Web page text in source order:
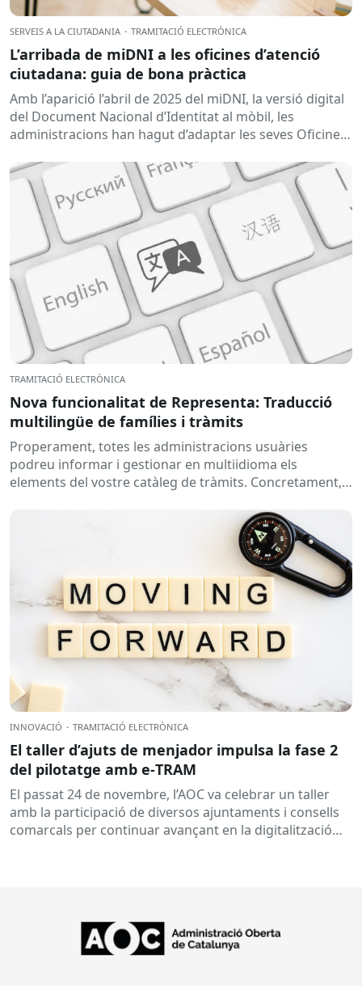
SERVEIS A LA CIUTADANIA · TRAMITACIÓ ELECTRÒNICA
L’arribada de miDNI a les oficines d’atenció
ciutadana: guia de bona pràctica
Amb l’aparició l’abril de 2025 del miDNI, la versió digital
del Document Nacional d’Identitat al mòbil, les
administracions han hagut d’adaptar les seves Oficines
TRAMITACIÓ ELECTRÒNICA
Nova funcionalitat de Representa: Traducció
multilingüe de famílies i tràmits
Properament, totes les administracions usuàries
podreu informar i gestionar en multiidioma els
elements del vostre catàleg de tràmits. Concretament,
INNOVACIÓ · TRAMITACIÓ ELECTRÒNICA
El taller d’ajuts de menjador impulsa la fase 2
del pilotatge amb e‑TRAM
El passat 24 de novembre, l’AOC va celebrar un taller
amb la participació de diversos ajuntaments i consells
comarcals per continuar avançant en la digitalització